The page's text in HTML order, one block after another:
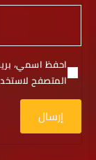
احفظ اسمي،
المتصفح